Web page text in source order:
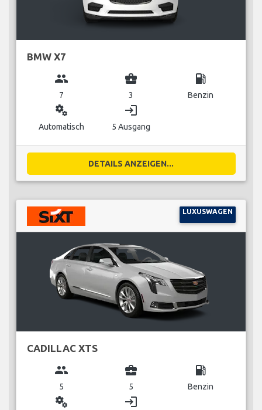
BMW X7
group
7
business_center
3
local_gas_station
Benzin
miscellaneous_services
Automatisch
login
5 Ausgang
DETAILS ANZEIGEN...
LUXUSWAGEN
CADILLAC XTS
group
5
business_center
5
local_gas_station
Benzin
miscellaneous_services login